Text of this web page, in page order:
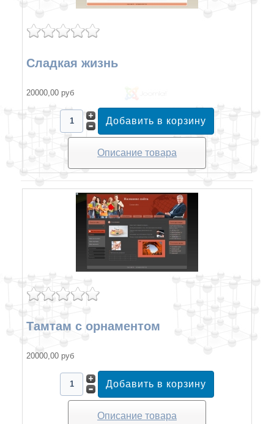
Сладкая жизнь
20000,00 руб
Описание товара
Тамтам с орнаментом
20000,00 руб
Описание товара